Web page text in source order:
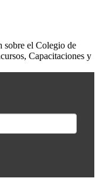
sobre el Colegio de
Capacitaciones y